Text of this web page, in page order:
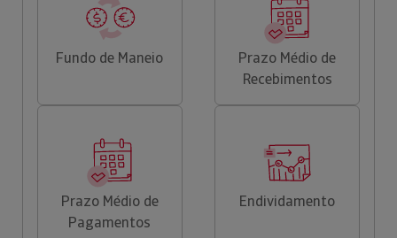
Fundo de Maneio
Prazo Médio de
Recebimentos
Prazo Médio de
Pagamentos
Endividamento